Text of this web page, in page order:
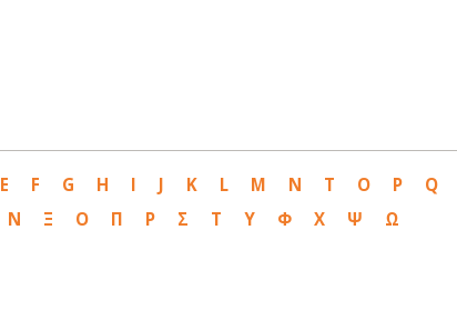
E F G H I J K L M N T O P Q
Ν Ξ Ο Π Ρ Σ Τ Υ Φ Χ Ψ Ω